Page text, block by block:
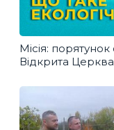
Місія:
Відкрита Церква